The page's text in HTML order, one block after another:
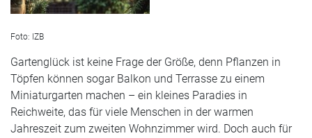
Foto: IZB
Gartenglück ist keine Frage der Größe, denn Pflanzen in
Töpfen können sogar Balkon und Terrasse zu einem
Miniaturgarten machen – ein kleines Paradies in
Reichweite, das für viele Menschen in der warmen
Jahreszeit zum zweiten Wohnzimmer wird. Doch auch für